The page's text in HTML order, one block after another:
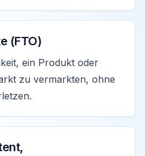
(FTO)
ein Produkt oder
zu vermarkten, ohne